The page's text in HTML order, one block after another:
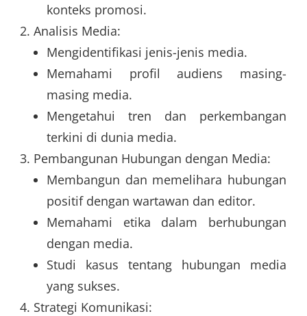
konteks promosi.
Analisis Media:
Mengidentifikasi jenis-jenis media.
Memahami profil audiens masing-
masing media.
Mengetahui tren dan perkembangan
terkini di dunia media.
Pembangunan Hubungan dengan Media:
Membangun dan memelihara hubungan
positif dengan wartawan dan editor.
Memahami etika dalam berhubungan
dengan media.
Studi kasus tentang hubungan media
yang sukses.
Strategi Komunikasi: